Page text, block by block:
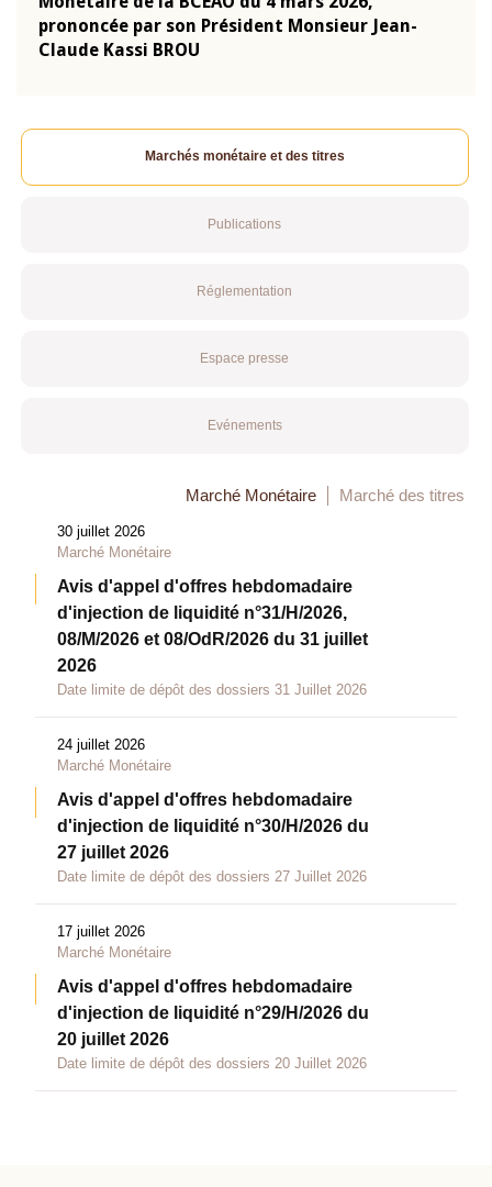
prononcée par son Président Monsieur Jean-
Claude Kassi BROU
Marchés monétaire et des titres
Publications
Réglementation
Espace presse
Evénements
Marché Monétaire Marché des titres
30 juillet 2026
Marché Monétaire
Avis d'appel d'offres hebdomadaire
d'injection de liquidité n°31/H/2026,
08/M/2026 et 08/OdR/2026 du 31 juillet
2026
Date limite de dépôt des dossiers 31 Juillet 2026
24 juillet 2026
Marché Monétaire
Avis d'appel d'offres hebdomadaire
d'injection de liquidité n°30/H/2026 du
27 juillet 2026
Date limite de dépôt des dossiers 27 Juillet 2026
17 juillet 2026
Marché Monétaire
Avis d'appel d'offres hebdomadaire
d'injection de liquidité n°29/H/2026 du
20 juillet 2026
Date limite de dépôt des dossiers 20 Juillet 2026